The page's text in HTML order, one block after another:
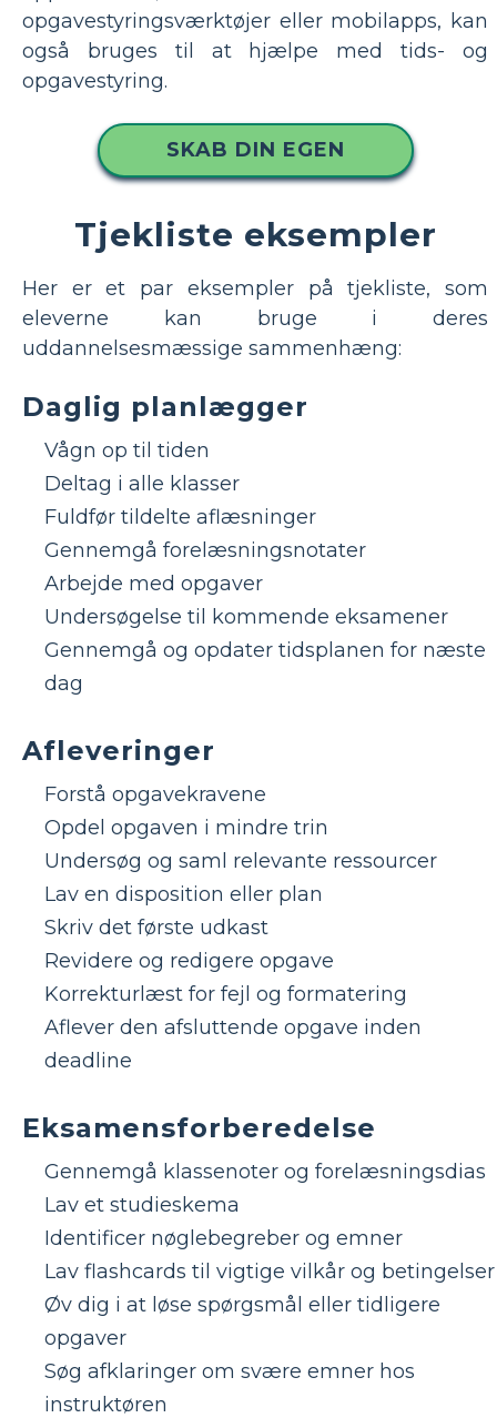
opgavestyringsværktøjer eller mobilapps, kan
også bruges til at hjælpe med tids- og
opgavestyring.
SKAB DIN EGEN
Tjekliste eksempler
Her er et par eksempler på tjekliste, som
eleverne kan bruge i deres
uddannelsesmæssige sammenhæng:
Daglig planlægger
Vågn op til tiden
Deltag i alle klasser
Fuldfør tildelte aflæsninger
Gennemgå forelæsningsnotater
Arbejde med opgaver
Undersøgelse til kommende eksamener
Gennemgå og opdater tidsplanen for næste
dag
Afleveringer
Forstå opgavekravene
Opdel opgaven i mindre trin
Undersøg og saml relevante ressourcer
Lav en disposition eller plan
Skriv det første udkast
Revidere og redigere opgave
Korrekturlæst for fejl og formatering
Aflever den afsluttende opgave inden
deadline
Eksamensforberedelse
Gennemgå klassenoter og forelæsningsdias
Lav et studieskema
Identificer nøglebegreber og emner
Lav flashcards til vigtige vilkår og betingelser
Øv dig i at løse spørgsmål eller tidligere
opgaver
Søg afklaringer om svære emner hos
instruktøren